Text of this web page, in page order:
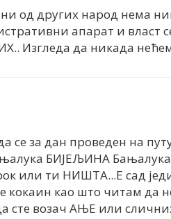
од других народ нема
апарат и власт
Изгледа да никада
се за дан проведен на
БИЈЕЉИНА
или ти НИШТА...Е сад
кокаин као што читам да
сте возач АЊЕ или